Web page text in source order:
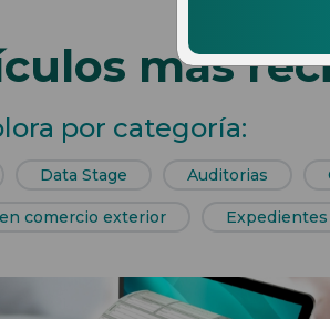
más
por categoría:
Data Stage Auditorias
comercio exterior